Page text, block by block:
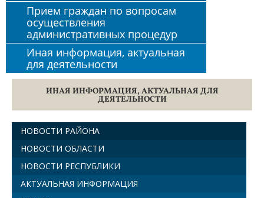
Прием граждан по вопросам
осуществления
административных процедур
Иная информация, актуальная
для деятельности
ИНАЯ ИНФОРМАЦИЯ, АКТУАЛЬНАЯ ДЛЯ
ДЕЯТЕЛЬНОСТИ
НОВОСТИ РАЙОНА
НОВОСТИ ОБЛАСТИ
НОВОСТИ РЕСПУБЛИКИ
АКТУАЛЬНАЯ ИНФОРМАЦИЯ